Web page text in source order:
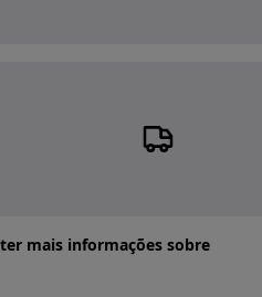
mais informações sobre